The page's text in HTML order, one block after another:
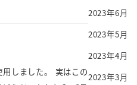
しました。 実はこの
2023年6月
2023年5月
2023年4月
2023年3月